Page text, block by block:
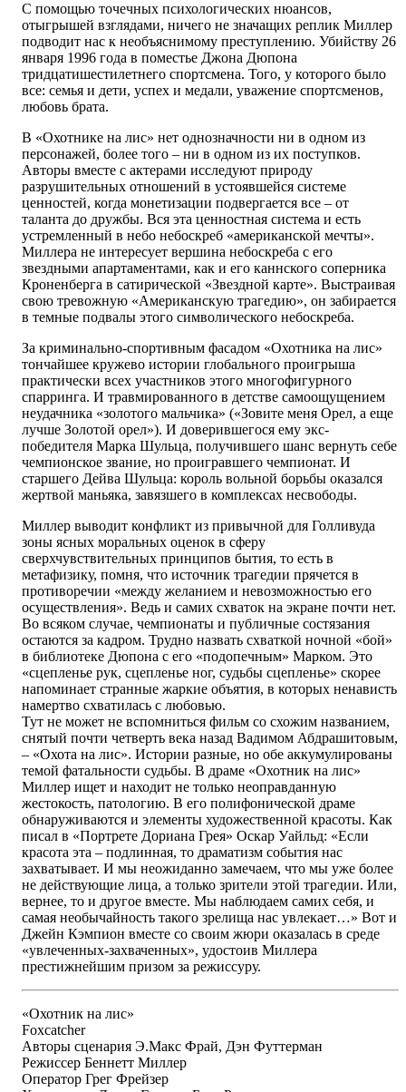
С помощью точечных психологических нюансов,
отыгрышей взглядами, ничего не значащих реплик Миллер
подводит нас к необъяснимому преступлению. Убийству 26
января 1996 года в поместье Джона Дюпона
тридцатишестилетнего спортсмена. Того, у которого было
все: семья и дети, успех и медали, уважение спортсменов,
любовь брата.
В «Охотнике на лис» нет однозначности ни в одном из
персонажей, более того – ни в одном из их поступков.
Авторы вместе с актерами исследуют природу
разрушительных отношений в устоявшейся системе
ценностей, когда монетизации подвергается все – от
таланта до дружбы. Вся эта ценностная система и есть
устремленный в небо небоскреб «американской мечты».
Миллера не интересует вершина небоскреба с его
звездными апартаментами, как и его каннского соперника
Кроненберга в сатирической «Звездной карте». Выстраивая
свою тревожную «Американскую трагедию», он забирается
в темные подвалы этого символического небоскреба.
За криминально-спортивным фасадом «Охотника на лис»
тончайшее кружево истории глобального проигрыша
практически всех участников этого многофигурного
спарринга. И травмированного в детстве самоощущением
неудачника «золотого мальчика» («Зовите меня Орел, а еще
лучше Золотой орел»). И доверившегося ему экс-
победителя Марка Шульца, получившего шанс вернуть себе
чемпионское звание, но проигравшего чемпионат. И
старшего Дейва Шульца: король вольной борьбы оказался
жертвой маньяка, завязшего в комп­лексах несвободы.
Миллер выводит конфликт из привычной для Голливуда
зоны ясных моральных оценок в сферу
сверхчувствительных принципов бытия, то есть в
метафизику, помня, что источник трагедии прячется в
противоречии «между желанием и невозможностью его
осуществления». Ведь и самих схваток на экране почти нет.
Во всяком случае, чемпионаты и публичные состязания
остаются за кадром. Трудно назвать схваткой ночной «бой»
в библиотеке Дюпона с его «подопечным» Марком. Это
«сцепленье рук, сцепленье ног, судьбы сцепленье» скорее
напоминает странные жаркие объятия, в которых ненависть
намертво схватилась с любовью.
Тут не может не вспомниться фильм со схожим названием,
снятый почти четверть века назад Вадимом Абдрашитовым,
– «Охота на лис». Истории разные, но обе аккумулированы
темой фатальности судьбы. В драме «Охотник на лис»
Миллер ищет и находит не только неоправданную
жестокость, патологию. В его полифонической драме
обнаруживаются и элементы художественной красоты. Как
писал в «Портрете Дориана Грея» Оскар Уайльд: «Если
красота эта – подлинная, то драматизм события нас
захватывает. И мы неожиданно замечаем, что мы уже более
не действующие лица, а только зрители этой трагедии. Или,
вернее, то и другое вместе. Мы наблюдаем самих себя, и
самая необычайность такого зрелища нас увлекает…» Вот и
Джейн Кэмпион вместе со своим жюри оказалась в среде
«увлеченных-захваченных», удостоив Миллера
престижнейшим призом за режиссуру.
«Охотник на лис»
Foxcatcher
Авторы сценария Э.Макс Фрай, Дэн Футтерман
Режиссер Беннетт Миллер
Оператор Грег Фрейзер